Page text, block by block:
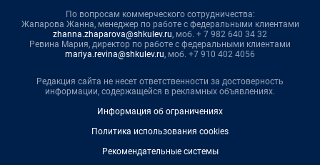
По вопросам коммерческого сотрудничества:
Жапарова Жанна, менеджер по работе с федеральными клиентами
zhanna.zhaparova@shkulev.ru, моб. + 7 982 640 34 32
Ревина Мария, директор по работе с федеральными клиентами
mariya.revina@shkulev.ru, моб. +7 910 402 4056
Редакция сайта не несет ответственности за достоверность
информации, содержащейся в рекламных объявлениях.
Информация об ограничениях
Политика использования cookies
Рекомендательные системы